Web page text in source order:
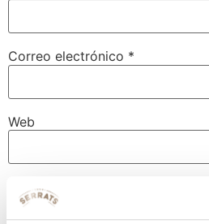
Correo electrónico *
Web
Guarda mi nombre, correo